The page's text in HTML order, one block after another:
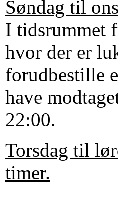
Søndag til
I tidsrummet
hvor der er
forudbestille
have
22:00.
Torsdag til
timer.